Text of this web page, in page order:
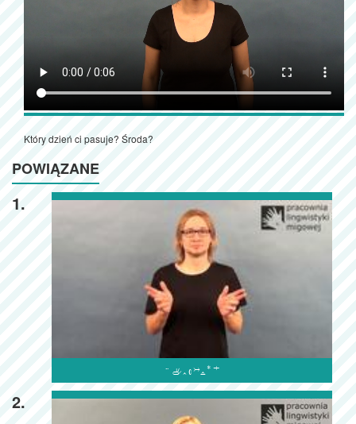
Który dzień ci pasuje? Środa?
POWIĄZANE
1.

2.